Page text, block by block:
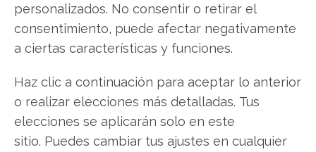
personalizados. No consentir o retirar el
consentimiento, puede afectar negativamente
a ciertas características y funciones.
Haz clic a continuación para aceptar lo anterior
o realizar elecciones más detalladas. Tus
elecciones se aplicarán solo en este
sitio. Puedes cambiar tus ajustes en cualquier
Copiar enlace